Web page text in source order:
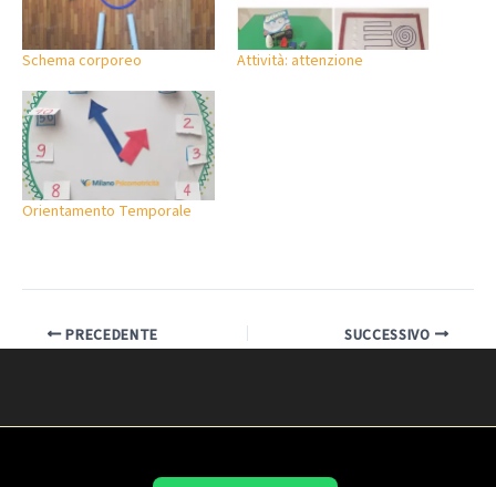
Schema corporeo Attività: attenzione
Orientamento Temporale
PRECEDENTE SUCCESSIVO